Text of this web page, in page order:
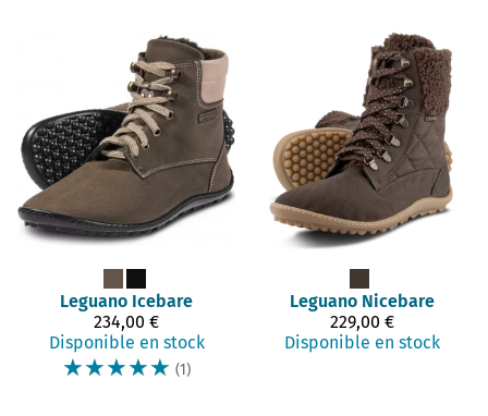
Leguano Icebare
234,00 €
Disponible en stock
☆☆☆☆☆ (1)
Leguano Nicebare
229,00 €
Disponible en stock